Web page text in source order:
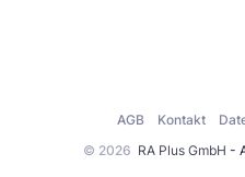
© 2026 RA Plus GmbH -
AGB Kontakt